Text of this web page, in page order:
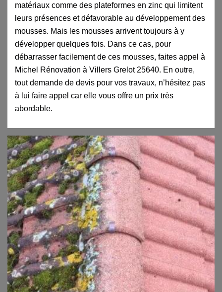
matériaux comme des plateformes en zinc qui limitent
leurs présences et défavorable au développement des
mousses. Mais les mousses arrivent toujours à y
développer quelques fois. Dans ce cas, pour
débarrasser facilement de ces mousses, faites appel à
Michel Rénovation à Villers Grelot 25640. En outre,
tout demande de devis pour vos travaux, n’hésitez pas
à lui faire appel car elle vous offre un prix très
abordable.